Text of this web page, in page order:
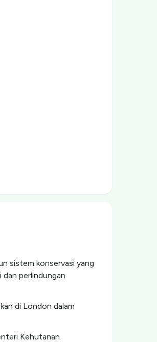
sistem konservasi yang
dan perlindungan
di London dalam
Kehutanan